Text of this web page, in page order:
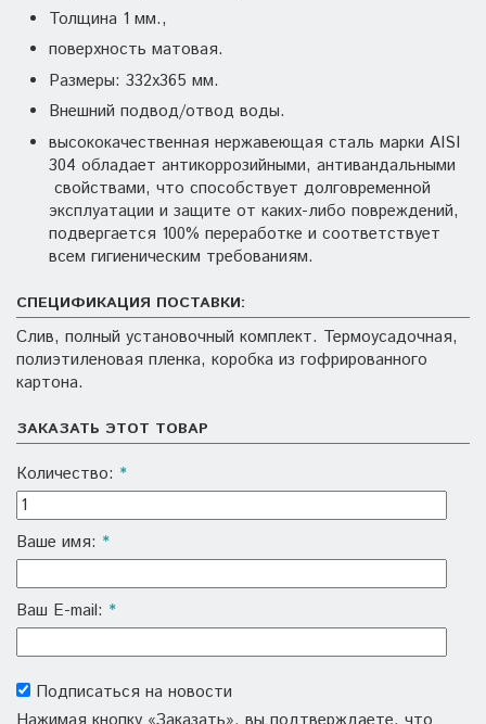
Толщина 1 мм.,
поверхность матовая.
Размеры: 332х365 мм.
Внешний подвод/отвод воды.
высококачественная нержавеющая сталь марки AISI
304 обладает антикоррозийными, антивандальными
свойствами, что способствует долговременной
эксплуатации и защите от каких-либо повреждений,
подвергается 100% переработке и соответствует
всем гигиеническим требованиям.
СПЕЦИФИКАЦИЯ ПОСТАВКИ:
Слив, полный установочный комплект. Термоусадочная,
полиэтиленовая пленка, коробка из гофрированного
картона.
ЗАКАЗАТЬ ЭТОТ ТОВАР
Количество: *
Ваше имя: *
Ваш E-mail: *
Подписаться на новости